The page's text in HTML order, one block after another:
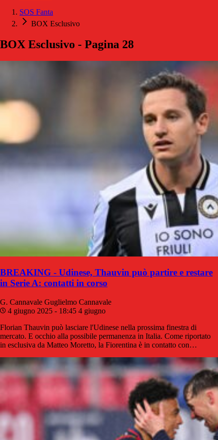
SOS Fanta
BOX Esclusivo
BOX Esclusivo - Pagina 28
BREAKING - Udinese, Thauvin può partire e restare
in Serie A: contatti in corso
G. Cannavale Guglielmo Cannavale
4 giugno 2025 - 18:45 4 giugno
Florian Thauvin può lasciare l'Udinese nella prossima finestra di
mercato. E occhio alla possibile permanenza in Italia. Come riportato
in esclusiva da Matteo Moretto, la Fiorentina è in contatto con…